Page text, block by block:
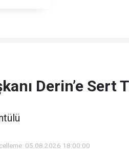
Derin’e Sert
05.08.2026 18:00:00